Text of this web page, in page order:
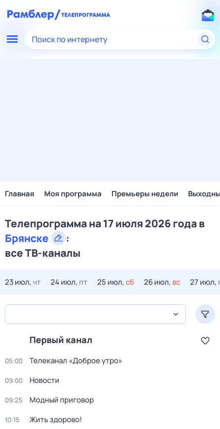
Поиск по интернету
Главная Моя программа Премьеры недели
Телепрограмма на 17 июля 2026 года в
Брянске
:
все ТВ-каналы
23 июл,чт 24 июл, пт 25 июл,сб 26 июл, вс 27 июл,
Первый канал
05:00 Телеканал «Доброе утро»
09:00 Новости
09:25 Модный приговор
10:15 Жить здорово!